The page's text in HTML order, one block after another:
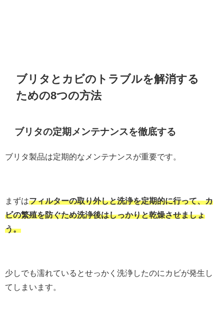
ブリタとカビのトラブルを解消する
ための8つの方法
ブリタの定期メンテナンスを徹底する
ブリタ製品は定期的なメンテナンスが重要です。
まずはフィルターの取り外しと洗浄を定期的に行って、カ
ビの繁殖を防ぐため洗浄後はしっかりと乾燥させましょ
う。
少しでも濡れているとせっかく洗浄したのにカビが発生し
てしまいます。